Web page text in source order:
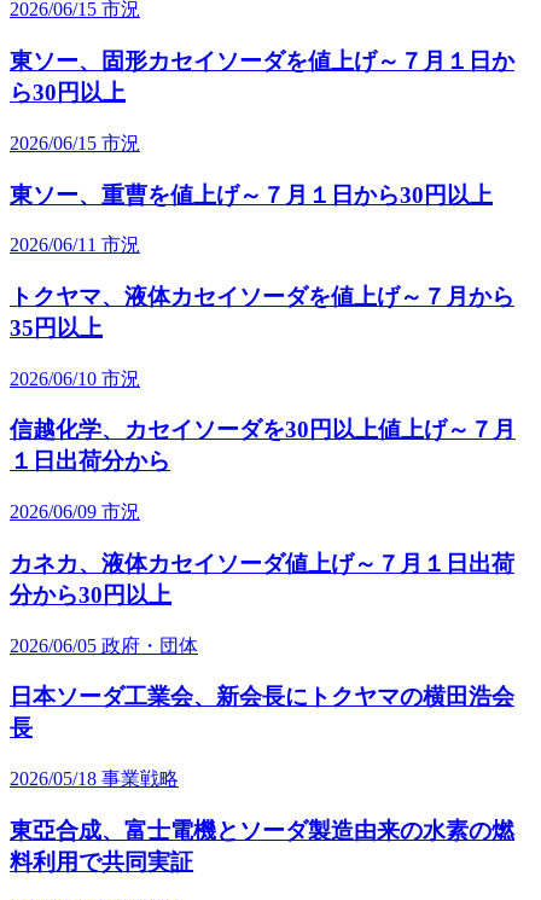
2026/06/15 市況
東ソー、固形カセイソーダを値上げ～７月１日か
ら30円以上
2026/06/15 市況
東ソー、重曹を値上げ～７月１日から30円以上
2026/06/11 市況
トクヤマ、液体カセイソーダを値上げ～７月から
35円以上
2026/06/10 市況
信越化学、カセイソーダを30円以上値上げ～７月
１日出荷分から
2026/06/09 市況
カネカ、液体カセイソーダ値上げ～７月１日出荷
分から30円以上
2026/06/05 政府・団体
日本ソーダ工業会、新会長にトクヤマの横田浩会
長
2026/05/18 事業戦略
東亞合成、富士電機とソーダ製造由来の水素の燃
料利用で共同実証